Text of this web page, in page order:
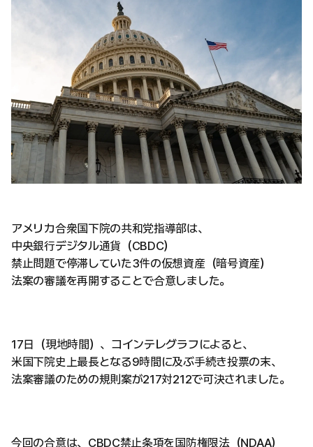
アメリカ合衆国下院の共和党指導部は、
中央銀行デジタル通貨（CBDC）
禁止問題で停滞していた3件の仮想資産（暗号資産）
法案の審議を再開することで合意しました。
17日（現地時間）、コインテレグラフによると、
米国下院史上最長となる9時間に及ぶ手続き投票の末、
法案審議のための規則案が217対212で可決されました。
今回の合意は、CBDC禁止条項を国防権限法（NDAA）